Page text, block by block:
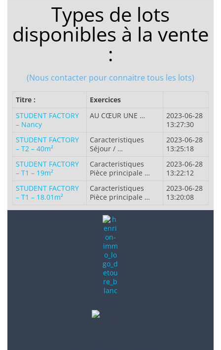
Types de lots
disponibles à la vente
:
(Nous contacter pour connaitre tous les lots)
Titre :
Exercices
STUDENT FACTORY
– Nancy
AU CŒUR UNE …
2023-06-28
13:27:30
STUDENT FACTORY
– T2 – 40m²
Caracteristiques
Séjour / …
2023-06-28
13:25:18
STUDENT FACTORY
– T1 – 19m²
Caracteristiques
Pièce principale …
2023-06-28
13:22:12
STUDENT FACTORY
– T1 – 18.01m²
Caracteristiques
Pièce principale …
2023-06-28
13:20:08